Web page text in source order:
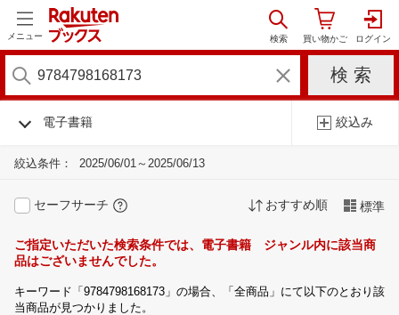
メニュー
電子書籍 絞込み
絞込条件： 2025/06/01～2025/06/13
セーフサーチ おすすめ順 標準
ご指定いただいた検索条件では、電子書籍 ジャンル内に該当商
品はございませんでした。
キーワード「9784798168173」の場合、「全商品」にて以下のとおり該
当商品が見つかりました。